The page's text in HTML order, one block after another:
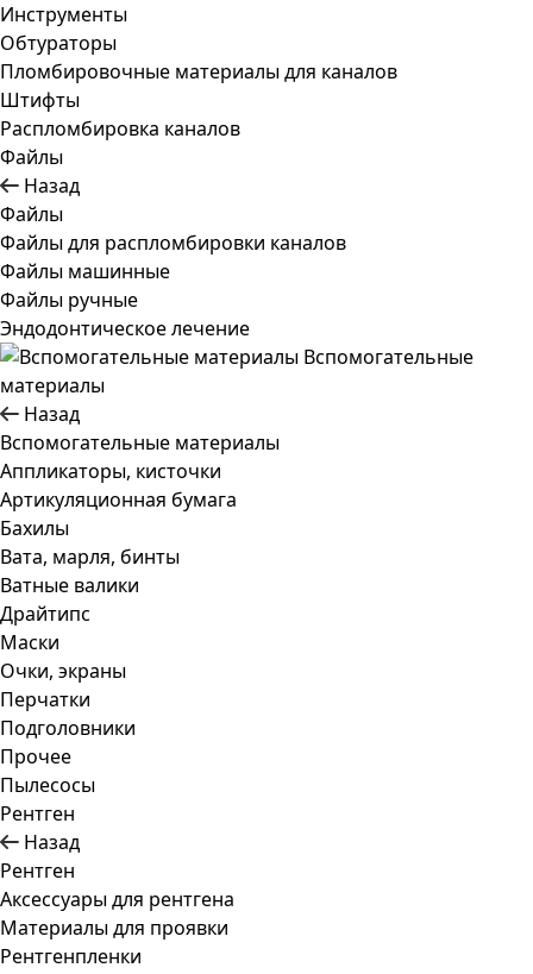
Инструменты
Обтураторы
Пломбировочные материалы для каналов
Штифты
Распломбировка каналов
Файлы
Назад
Файлы
Файлы для распломбировки каналов
Файлы машинные
Файлы ручные
Эндодонтическое лечение
Вспомогательные
материалы
Назад
Вспомогательные материалы
Аппликаторы, кисточки
Артикуляционная бумага
Бахилы
Вата, марля, бинты
Ватные валики
Драйтипс
Маски
Очки, экраны
Перчатки
Подголовники
Прочее
Пылесосы
Рентген
Назад
Рентген
Аксессуары для рентгена
Материалы для проявки
Рентгенпленки